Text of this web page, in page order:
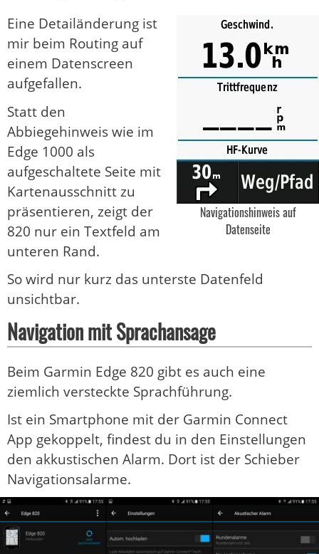
Navigationshinweis auf
Datenseite
Eine Detailänderung ist
mir beim Routing auf
einem Datenscreen
aufgefallen.
Statt den
Abbiegehinweis wie im
Edge 1000 als
aufgeschaltete Seite mit
Kartenausschnitt zu
präsentieren, zeigt der
820 nur ein Textfeld am
unteren Rand.
So wird nur kurz das unterste Datenfeld
unsichtbar.
Navigation mit Sprachansage
Beim Garmin Edge 820 gibt es auch eine
ziemlich versteckte Sprachführung.
Ist ein Smartphone mit der Garmin Connect
App gekoppelt, findest du in den Einstellungen
den akkustischen Alarm. Dort ist der Schieber
Navigationsalarme.